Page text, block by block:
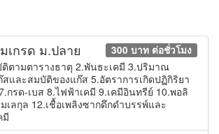
เกรด ม.ปลาย 300 บาท ต่อชั่วโมง
ตามตารางธาตุ 2.พันธะเคมี 3.ปริมาณ
และสมบัติของแก๊ส 5.อัตราการเกิดปฏิกิริยา
กรด-เบส 8.ไฟฟ้าเคมี 9.เคมีอินทรีย์ 10.พอลิ
เลกุล 12.เชื้อเพลิงซากดึกดำบรรพ์และ